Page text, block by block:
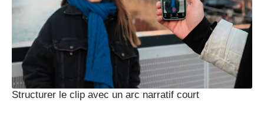
Structurer le clip avec un arc narratif court